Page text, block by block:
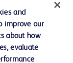
and
improve our
about how
evaluate